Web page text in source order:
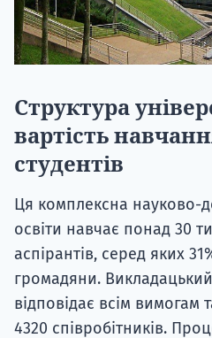
Структура
вартість
студентів
Ця комплексна науково-
освіти навчає понад 30
аспірантів, серед яких
громадяни.
відповідає всім вимогам
4320 співробітників.